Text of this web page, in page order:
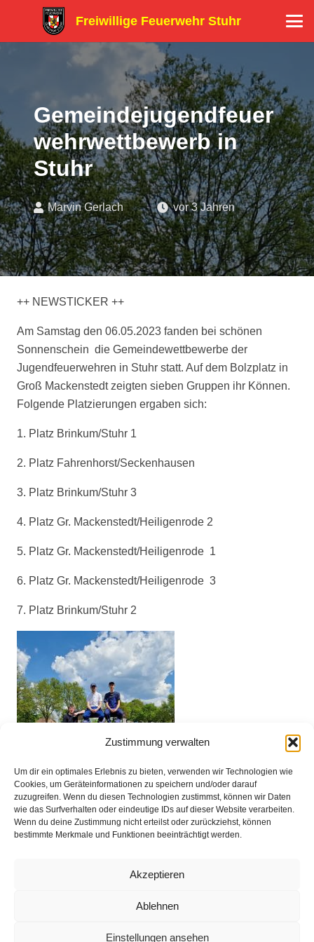
Zustimmung verwalten
Um dir ein optimales Erlebnis zu bieten, verwenden wir Technologien wie
Cookies, um Geräteinformationen zu speichern und/oder darauf
zuzugreifen. Wenn du diesen Technologien zustimmst, können wir Daten
wie das Surfverhalten oder eindeutige IDs auf dieser Website verarbeiten.
Wenn du deine Zustimmung nicht erteilst oder zurückziehst, können
bestimmte Merkmale und Funktionen beeinträchtigt werden.
Akzeptieren
Ablehnen
Einstellungen ansehen
Freiwillige Feuerwehr Stuhr
Gemeindejugendfeuer
wehrwettbewerb in
Stuhr
Marvin Gerlach vor 3 Jahren
++ NEWSTICKER ++
Am Samstag den 06.05.2023 fanden bei schönen
Sonnenschein die Gemeindewettbewerbe der
Jugendfeuerwehren in Stuhr statt. Auf dem Bolzplatz in
Groß Mackenstedt zeigten sieben Gruppen ihr Können.
Folgende Platzierungen ergaben sich:
1. Platz Brinkum/Stuhr 1
2. Platz Fahrenhorst/Seckenhausen
3. Platz Brinkum/Stuhr 3
4. Platz Gr. Mackenstedt/Heiligenrode 2
5. Platz Gr. Mackenstedt/Heiligenrode 1
6. Platz Gr. Mackenstedt/Heiligenrode 3
7. Platz Brinkum/Stuhr 2